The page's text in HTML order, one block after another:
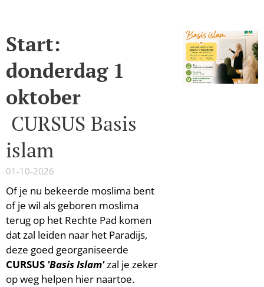
Start:
donderdag 1
oktober
CURSUS Basis
islam
01-10-2026
Of je nu bekeerde moslima bent
of je wil als geboren moslima
terug op het Rechte Pad komen
dat zal leiden naar het Paradijs,
deze goed georganiseerde
CURSUS 'Basis Islam'zal je zeker
op weg helpen hier naartoe.